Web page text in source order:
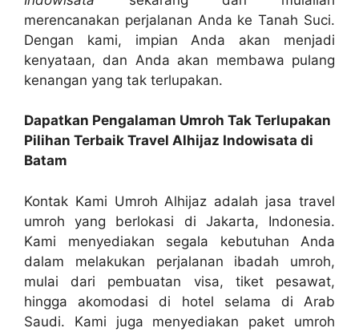
merencanakan perjalanan Anda ke Tanah Suci.
Dengan kami, impian Anda akan menjadi
kenyataan, dan Anda akan membawa pulang
kenangan yang tak terlupakan.
Dapatkan Pengalaman Umroh Tak Terlupakan
Pilihan Terbaik Travel Alhijaz Indowisata di
Batam
Kontak Kami Umroh Alhijaz adalah jasa travel
umroh yang berlokasi di Jakarta, Indonesia.
Kami menyediakan segala kebutuhan Anda
dalam melakukan perjalanan ibadah umroh,
mulai dari pembuatan visa, tiket pesawat,
hingga akomodasi di hotel selama di Arab
Saudi. Kami juga menyediakan paket umroh